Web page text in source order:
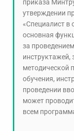
приказа
утверждении
«Специалист в
основная
за
инструктажей,
методической
обучения,
проведении
может
всем